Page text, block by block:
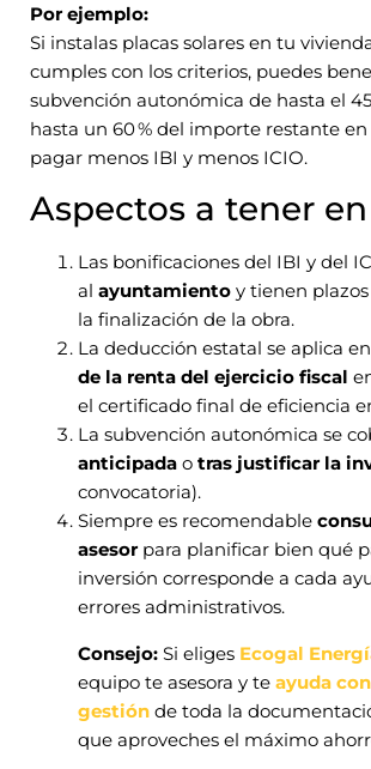
Por ejemplo:
Si instalas placas solares en tu
cumples con los criterios, puedes
subvención autonómica de hasta el
hasta un 60 % del importe restante en
pagar menos IBI y menos ICIO.
Aspectos a tener
Las bonificaciones del IBI y del
al ayuntamiento y tienen
la finalización de la obra.
La deducción estatal se aplica
de la renta del ejercicio fiscal
el certificado final de eficiencia
La subvención autonómica se
anticipada o tras justificar la
convocatoria).
Siempre es recomendable
asesorpara planificar bien qué
inversión corresponde a cada
errores administrativos.
Consejo: Si eliges Ecogal
equipo te asesora y te ayuda
gestión de toda la
que aproveches el máximo